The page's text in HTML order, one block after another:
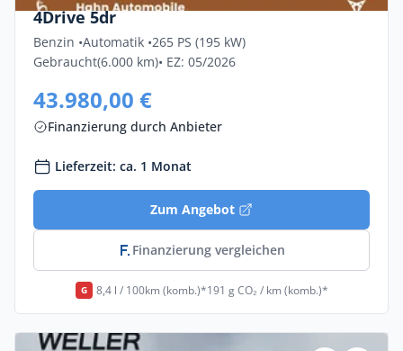
4Drive 5dr
Benzin •Automatik •265 PS (195 kW)
Gebraucht(6.000 km)• EZ: 05/2026
43.980,00 €
Finanzierung durch Anbieter
Lieferzeit: ca. 1 Monat
Zum Angebot
Finanzierung vergleichen
G 8,4 l / 100km (komb.)*191 g CO₂ / km (komb.)*